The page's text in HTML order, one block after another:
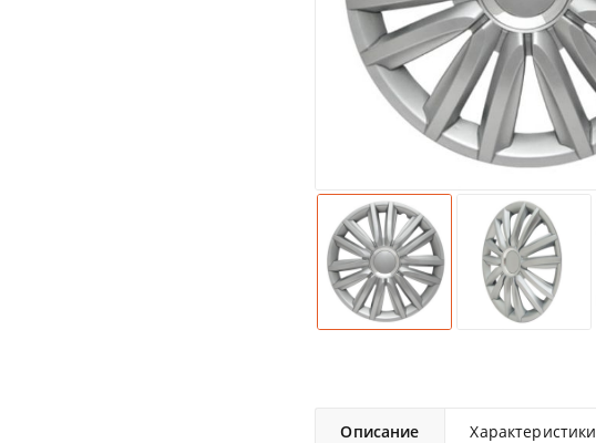
Описание Характеристики